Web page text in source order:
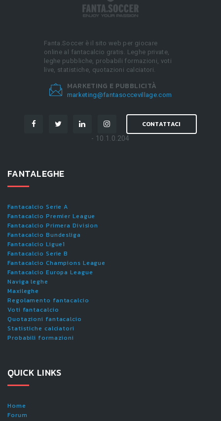
Fanta.Soccer è il sito web per giocare
online al fantacalcio gratis. Leghe private,
leghe pubbliche, probabili formazioni, voti
live, statistiche, quotazioni calciatori.
MARKETING E PUBBLICITÀ
marketing@fantasoccevillage.com
CONTATTACI
- 10.1.0.204
FANTALEGHE
Fantacalcio Serie A
Fantacalcio Premier League
Fantacalcio Primera Division
Fantacalcio Bundesliga
Fantacalcio Ligue1
Fantacalcio Serie B
Fantacalcio Champions League
Fantacalcio Europa League
Naviga leghe
Maxileghe
Regolamento fantacalcio
Voti fantacalcio
Quotazioni fantacalcio
Statistiche calciatori
Probabili formazioni
QUICK LINKS
Home
Forum